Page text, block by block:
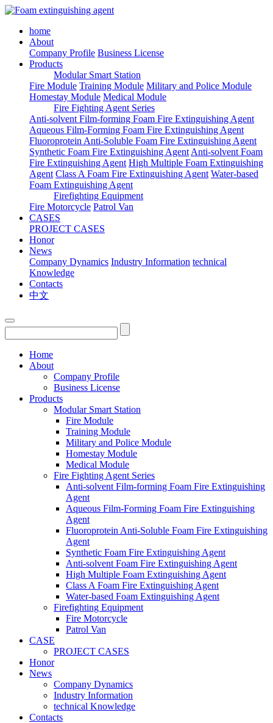
home
About
Company Profile Business License
Products
Modular Smart Station
Fire Module Training Module Military and Police Module
Homestay Module Medical Module
Fire Fighting Agent Series
Anti-solvent Film-forming Foam Fire Extinguishing Agent
Aqueous Film-Forming Foam Fire Extinguishing Agent
Fluoroprotein Anti-Soluble Foam Fire Extinguishing Agent
Synthetic Foam Fire Extinguishing Agent Anti-solvent Foam
Fire Extinguishing Agent High Multiple Foam Extinguishing
Agent Class A Foam Fire Extinguishing Agent Water-based
Foam Extinguishing Agent
Firefighting Equipment
Fire Motorcycle Patrol Van
CASES
PROJECT CASES
Honor
News
Company Dynamics Industry Information technical
Knowledge
Contacts
中文
Home
About
Company Profile
Business License
Products
Modular Smart Station
Fire Module
Training Module
Military and Police Module
Homestay Module
Medical Module
Fire Fighting Agent Series
Anti-solvent Film-forming Foam Fire Extinguishing
Agent
Aqueous Film-Forming Foam Fire Extinguishing
Agent
Fluoroprotein Anti-Soluble Foam Fire Extinguishing
Agent
Synthetic Foam Fire Extinguishing Agent
Anti-solvent Foam Fire Extinguishing Agent
High Multiple Foam Extinguishing Agent
Class A Foam Fire Extinguishing Agent
Water-based Foam Extinguishing Agent
Firefighting Equipment
Fire Motorcycle
Patrol Van
CASE
PROJECT CASES
Honor
News
Company Dynamics
Industry Information
technical Knowledge
Contacts